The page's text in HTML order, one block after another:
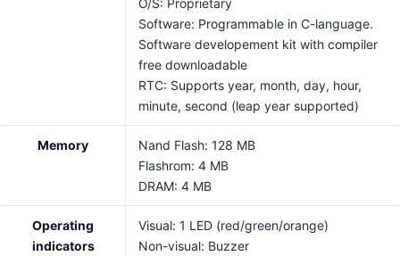
Software: Programmable in C-language.
Software developement kit with compiler
free downloadable
RTC: Supports year, month, day, hour,
minute, second (leap year supported)
Memory
Nand Flash: 128 MB
Flashrom: 4 MB
DRAM: 4 MB
Operating
indicators
Visual: 1 LED (red/green/orange)
Non-visual: Buzzer